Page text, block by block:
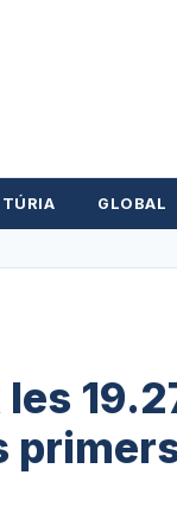
TÚRIA GLOBAL